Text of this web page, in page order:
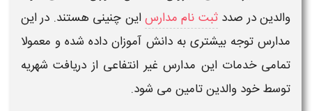
والدین در صددثبت نام مدارساین چنینی هستند. در این
مدارس توجه بیشتری به دانش آموزان داده شده و معمولا
تمامی خدمات این مدارس غیر انتفاعی از دریافت شهریه
توسط خود والدین تامین می شود.